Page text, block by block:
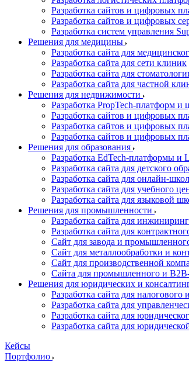
Разработка сайтов и цифровых
Разработка сайтов и цифровых
Разработка систем управления
Решения для медицины
Разработка сайта для
Разработка сайта для сети клиник
Разработка сайта для
Разработка сайта для частной
Решения для недвижимости
Разработка PropTech-платформ
Разработка сайтов и цифровых
Разработка сайтов и цифровых
Разработка сайтов и цифровых
Решения для образования
Разработка EdTech-платформы и
Разработка сайта для детского
Разработка сайта для онлайн-
Разработка сайта для учебного
Разработка сайта для языковой
Решения для промышленности
Разработка сайта для
Разработка сайта для
Сайт для завода и
Сайт для металлообработки и
Сайт для производственной
Сайта для промышленного и
Решения для юридических и
Разработка сайта для
Разработка сайта для
Разработка сайта для
Разработка сайта для
Кейсы
Портфолио